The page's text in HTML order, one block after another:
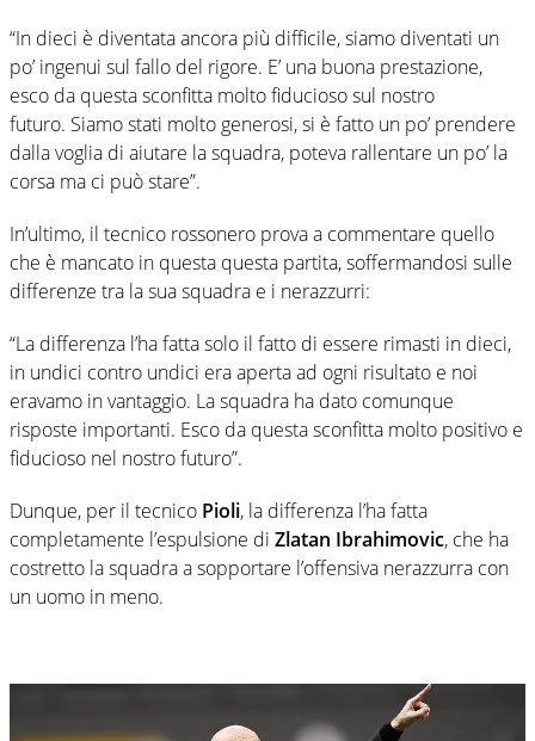
“In dieci è diventata ancora più difficile, siamo diventati un
po’ ingenui sul fallo del rigore. E’ una buona prestazione,
esco da questa sconfitta molto fiducioso sul nostro
futuro. Siamo stati molto generosi, si è fatto un po’ prendere
dalla voglia di aiutare la squadra, poteva rallentare un po’ la
corsa ma ci può stare”.
In’ultimo, il tecnico rossonero prova a commentare quello
che è mancato in questa questa partita, soffermandosi sulle
differenze tra la sua squadra e i nerazzurri:
“La differenza l’ha fatta solo il fatto di essere rimasti in dieci,
in undici contro undici era aperta ad ogni risultato e noi
eravamo in vantaggio. La squadra ha dato comunque
risposte importanti. Esco da questa sconfitta molto positivo e
fiducioso nel nostro futuro”.
Dunque, per il tecnico Pioli, la differenza l’ha fatta
completamente l’espulsione di Zlatan Ibrahimovic, che ha
costretto la squadra a sopportare l’offensiva nerazzurra con
un uomo in meno.